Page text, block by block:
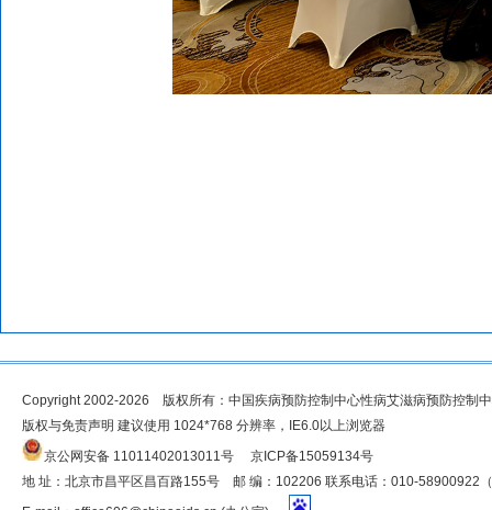
Copyright 2002-2026 版权所有：中国疾病预防控制中心性病艾滋病预防控制
版权与免责声明 建议使用 1024*768 分辨率，IE6.0以上浏览器
京公网安备 11011402013011号
京ICP备15059134号
地 址：北京市昌平区昌百路155号 邮 编：102206 联系电话：010-58900922